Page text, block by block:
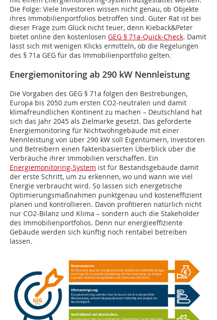
Die Folge: Viele Investoren wissen nicht genau, ob Objekte
ihres Immobilienportfolios betroffen sind. Guter Rat ist bei
dieser Frage zum Glück nicht teuer, denn Kieback&Peter
bietet online den kostenlosen GEG § 71a-Quick-Check. Damit
lässt sich mit wenigen Klicks ermitteln, ob die Regelungen
des § 71a GEG für das Immobilienportfolio gelten.
Energiemonitoring ab 290 kW Nennleistung
Die Vorgaben des GEG § 71a folgen den Bestrebungen,
Europa bis 2050 zum ersten CO2-neutralen und damit
klimafreundlichen Kontinent zu machen – Deutschland hat
sich das Jahr 2045 als Zielmarke gesetzt. Das geforderte
Energiemonitoring für Nichtwohngebäude mit einer
Nennleistung von über 290 kW soll Eigentümern, Investoren
und Betreibern einen faktenbasierten Überblick über die
Verbräuche ihrer Immobilien verschaffen. Ein
Energiemonitoring-System ist für Bestandsgebäude damit
der erste Schritt, um zu erkennen, wo und wann wie viel
Energie verbraucht wird. So lassen sich energetische
Optimierungsmaßnahmen punktgenau und kosteneffizient
planen und kontrollieren. Davon profitieren natürlich nicht
nur CO2-Bilanz und Klima – sondern auch die Stakeholder
des Immobilienportfolios. Denn nur energieeffiziente
Gebäude werden sich künftig noch rentabel betreiben
lassen.